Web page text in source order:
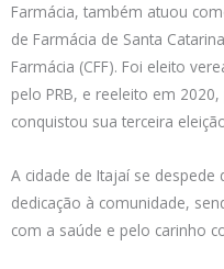
Farmácia, também atuou
de Farmácia de Santa
Farmácia (CFF). Foi eleito
pelo PRB, e reeleito em
conquistou sua terceira
A cidade de Itajaí se
dedicação à comunidade,
com a saúde e pelo carinho